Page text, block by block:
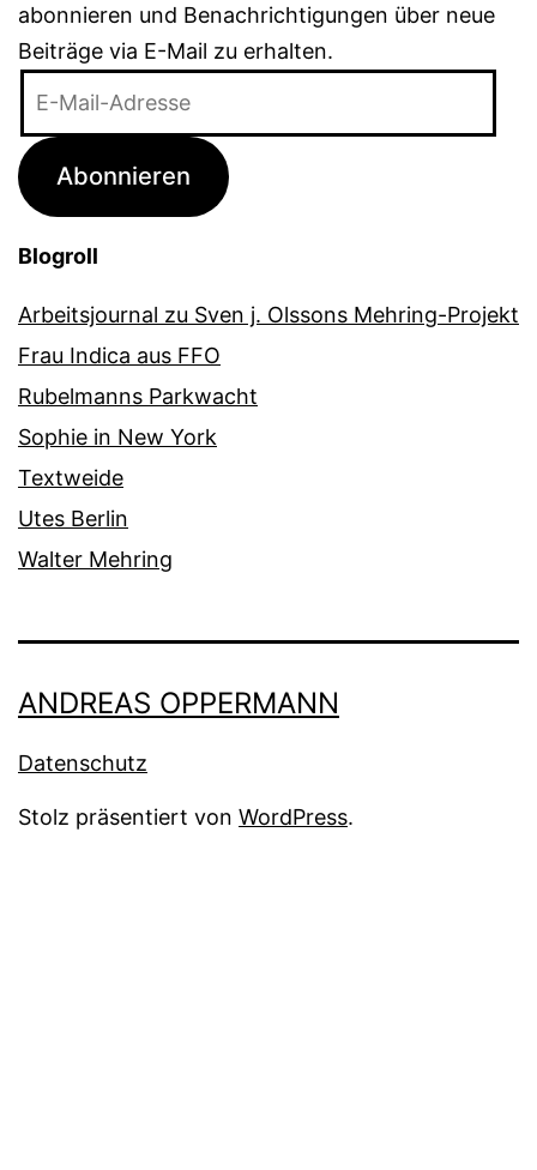
abonnieren und Benachrichtigungen über neue
Beiträge via E-Mail zu erhalten.
Adresse
Abonnieren
Blogroll
Arbeitsjournal zu Sven j. Olssons Mehring-Projekt
Frau Indica aus FFO
Rubelmanns Parkwacht
Sophie in New York
Textweide
Utes Berlin
Walter Mehring
ANDREAS OPPERMANN
Datenschutz
Stolz präsentiert von WordPress.